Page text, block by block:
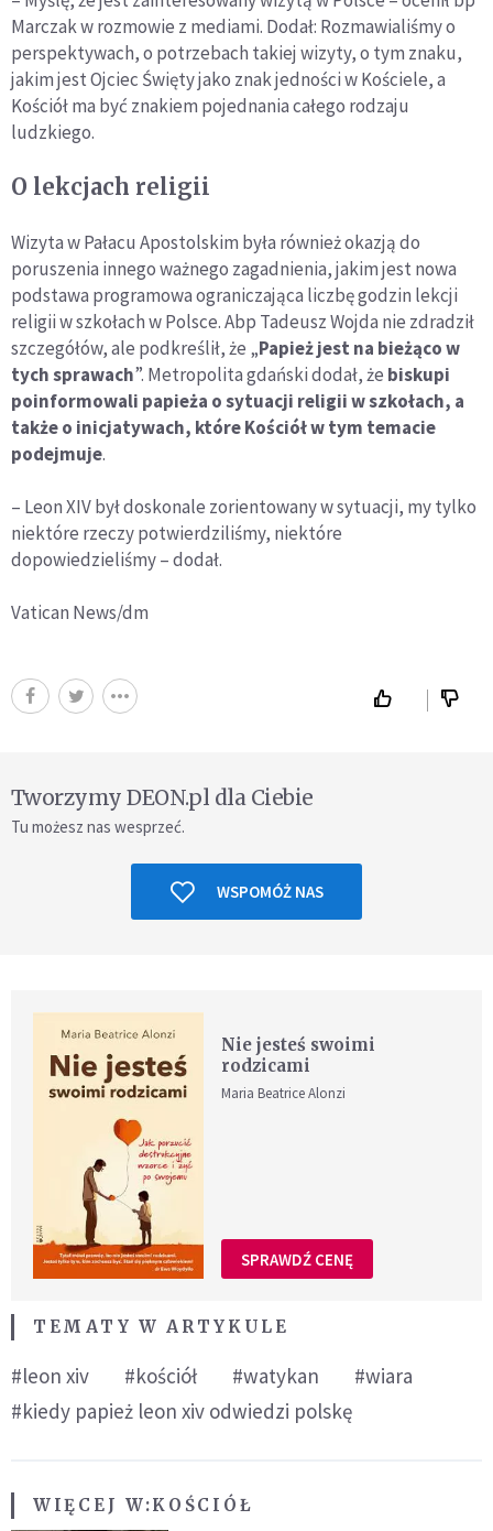
Marczak w rozmowie z mediami. Dodał: Rozmawialiśmy o
perspektywach, o potrzebach takiej wizyty, o tym znaku,
jakim jest Ojciec Święty jako znak jedności w Kościele, a
Kościół ma być znakiem pojednania całego rodzaju
ludzkiego.
O lekcjach religii
Wizyta w Pałacu Apostolskim była również okazją do
poruszenia innego ważnego zagadnienia, jakim jest nowa
podstawa programowa ograniczająca liczbę godzin lekcji
religii w szkołach w Polsce. Abp Tadeusz Wojda nie zdradził
szczegółów, ale podkreślił, że „Papież jest na bieżąco w
tych sprawach”. Metropolita gdański dodał, że biskupi
poinformowali papieża o sytuacji religii w szkołach, a
także o inicjatywach, które Kościół w tym temacie
podejmuje.
– Leon XIV był doskonale zorientowany w sytuacji, my tylko
niektóre rzeczy potwierdziliśmy, niektóre
dopowiedzieliśmy – dodał.
Vatican News/dm
Tworzymy DEON.pl dla Ciebie
Tu możesz nas wesprzeć.
WSPOMÓŻ NAS
Nie jesteś swoimi
rodzicami
Maria Beatrice Alonzi
SPRAWDŹ CENĘ
TEMATY W ARTYKULE
#leon xiv #kościół #watykan
#wiara
#kiedy papież leon xiv odwiedzi polskę
WIĘCEJ W:KOŚCIÓŁ